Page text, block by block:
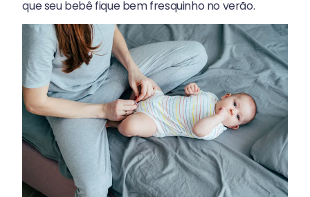
que seu bebê fique bem fresquinho no verão.